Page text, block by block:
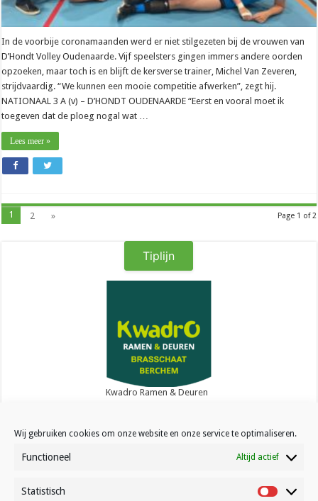
Wij gebruiken cookies om onze website en onze service te optimaliseren.
Functioneel Altijd actief
Statistisch Statistisch
In de voorbije coronamaanden werd er niet stilgezeten bij de vrouwen van
D’Hondt Volley Oudenaarde. Vijf speelsters gingen immers andere oorden
opzoeken, maar toch is en blijft de kersverse trainer, Michel Van Zeveren,
strijdvaardig. “We kunnen een mooie competitie afwerken”, zegt hij.
NATIONAAL 3 A (v) – D’HONDT OUDENAARDE “Eerst en vooral moet ik
toegeven dat de ploeg nogal wat …
Lees meer »
Page 1 of 2
1 2 »
Tiplijn
Kwadro Ramen & Deuren
Contact